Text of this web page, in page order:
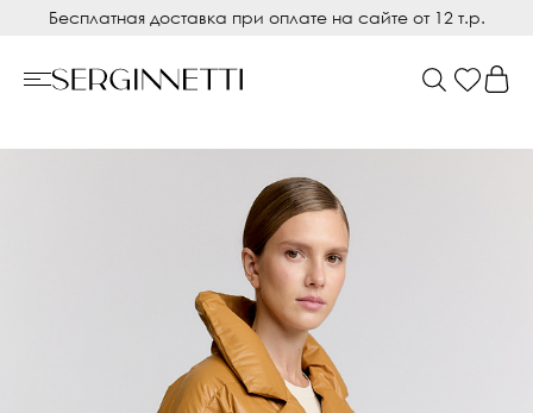
Бесплатная доставка при оплате на сайте от 12 т.р.